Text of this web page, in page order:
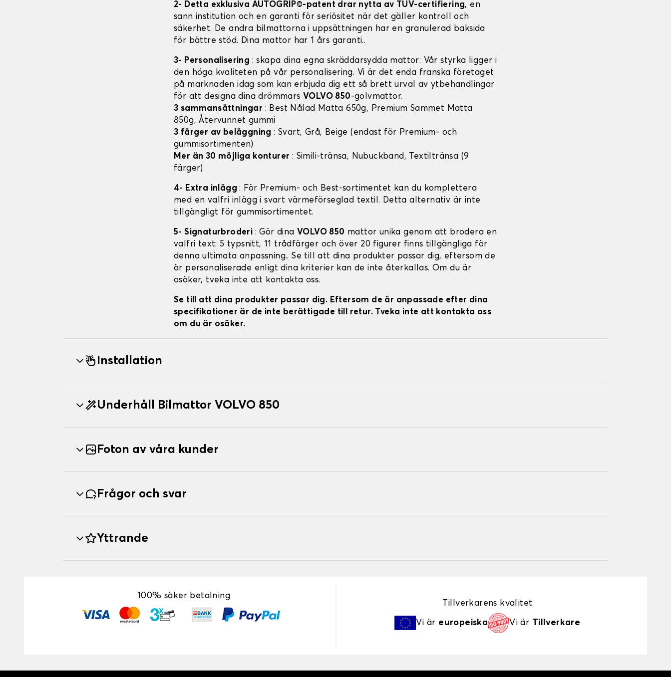
2- Detta exklusiva AUTOGRIP©-patent drar nytta av TÜV-certifiering, en
sann institution och en garanti för seriösitet när det gäller kontroll och
säkerhet. De andra bilmattorna i uppsättningen har en granulerad baksida
för bättre stöd. Dina mattor har 1 års garanti..
3- Personalisering : skapa dina egna skräddarsydda mattor: Vår styrka ligger i
den höga kvaliteten på vår personalisering. Vi är det enda franska företaget
på marknaden idag som kan erbjuda dig ett så brett urval av ytbehandlingar
för att designa dina drömmars VOLVO 850-golvmattor.
3 sammansättningar : Best Nålad Matta 650g, Premium Sammet Matta
850g, Återvunnet gummi
3 färger av beläggning: Svart, Grå, Beige (endast för Premium- och
gummisortimenten)
Mer än 30 möjliga konturer : Simili-tränsa, Nubuckband, Textiltränsa (9
färger)
4- Extra inlägg: För Premium- och Best-sortimentet kan du komplettera
med en valfri inlägg i svart värmeförseglad textil. Detta alternativ är inte
tillgängligt för gummisortimentet.
5- Signaturbroderi : Gör dina VOLVO 850 mattor unika genom att brodera en
valfri text: 5 typsnitt, 11 trådfärger och över 20 figurer finns tillgängliga för
denna ultimata anpassning.. Se till att dina produkter passar dig, eftersom de
är personaliserade enligt dina kriterier kan de inte återkallas. Om du är
osäker, tveka inte att kontakta oss.
Se till att dina produkter passar dig. Eftersom de är anpassade efter dina
specifikationer är de inte berättigade till retur. Tveka inte att kontakta oss
om du är osäker.
Installation
Underhåll Bilmattor VOLVO 850
Foton av våra kunder
Frågor och svar
Yttrande
100% säker betalning
Tillverkarens kvalitet
Vi är europeiska Vi är Tillverkare